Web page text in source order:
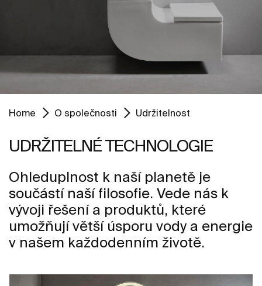
Home O společnosti Udržitelnost
UDRŽITELNÉ TECHNOLOGIE
Ohleduplnost k naší planetě je
součástí naší filosofie. Vede nás k
vývoji řešení a produktů, které
umožňují větší úsporu vody a energie
v našem každodenním životě.